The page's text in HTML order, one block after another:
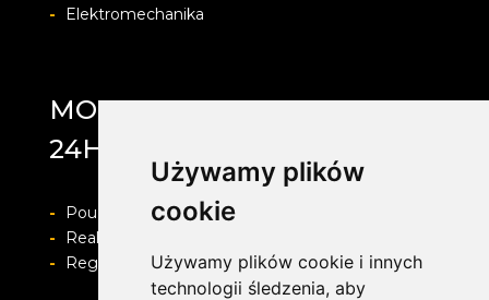
Używamy plików
cookie
Używamy plików cookie i innych
technologii śledzenia, aby
-
Elektromechanika
MOTOLAB WULKANIZACJA
24H
-
Pouczenie o prawie do odstapienia od umowy
-
Realizacja zamówienia i formy płatności
-
Regulamin i Polityka prywatności